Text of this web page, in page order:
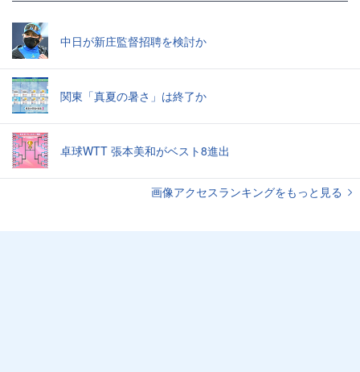
中日が新庄監督招聘を検討か
関東「真夏の暑さ」は終了か
卓球WTT 張本美和がベスト8進出
画像アクセスランキングをもっと見る